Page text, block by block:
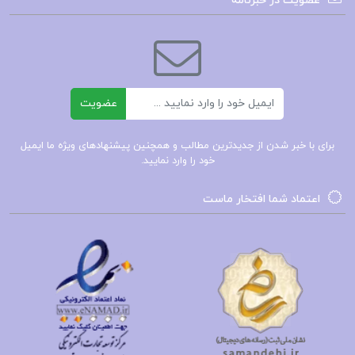
فصل دوم : ابوبکر تبرییزی
فصل سوم : ابوفرج نصرانی
فصل چهارم : ابن ماهر طبیب
PDF کتاب نامه دانشوران ناصری جلد سوم جمعی از
کتاب نامه دانشوران ناصری جلد سوم جعمی از
دانشمندان دوره قاجار
عضویت
برای با خبر شدن از جدیدترین مطالب و همچنین پیشنهادهای ویژه ما ایمیل
خود را وارد نمایید.
اعتماد شما افتخار ماست